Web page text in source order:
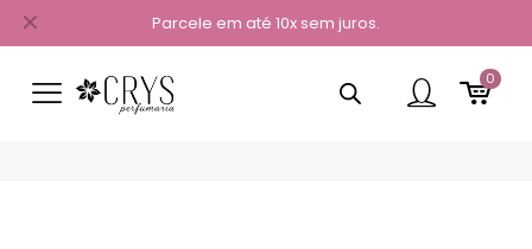
Parcele em até 10x sem juros.
✕
0